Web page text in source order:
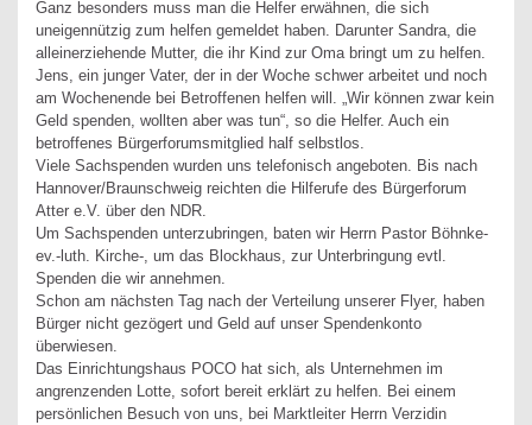
Ganz besonders muss man die Helfer erwähnen, die sich
uneigennützig zum helfen gemeldet haben. Darunter Sandra, die
alleinerziehende Mutter, die ihr Kind zur Oma bringt um zu helfen.
Jens, ein junger Vater, der in der Woche schwer arbeitet und noch
am Wochenende bei Betroffenen helfen will. „Wir können zwar kein
Geld spenden, wollten aber was tun“, so die Helfer. Auch ein
betroffenes Bürgerforumsmitglied half selbstlos.
Viele Sachspenden wurden uns telefonisch angeboten. Bis nach
Hannover/Braunschweig reichten die Hilferufe des Bürgerforum
Atter e.V. über den NDR.
Um Sachspenden unterzubringen, baten wir Herrn Pastor Böhnke-
ev.-luth. Kirche-, um das Blockhaus, zur Unterbringung evtl.
Spenden die wir annehmen.
Schon am nächsten Tag nach der Verteilung unserer Flyer, haben
Bürger nicht gezögert und Geld auf unser Spendenkonto
überwiesen.
Das Einrichtungshaus POCO hat sich, als Unternehmen im
angrenzenden Lotte, sofort bereit erklärt zu helfen. Bei einem
persönlichen Besuch von uns, bei Marktleiter Herrn Verzidin